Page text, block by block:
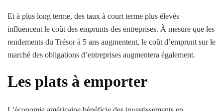
Et à plus long terme, des taux à court terme plus élevés
influencent le coût des emprunts des entreprises. À mesure que les
rendements du Trésor à 5 ans augmentent, le coût d’emprunt sur le
marché des obligations d’entreprises augmentera également.
Les plats à emporter